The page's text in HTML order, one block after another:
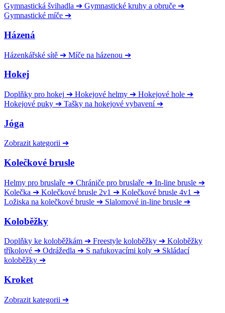
Gymnastická švihadla ➔ Gymnastické kruhy a obruče ➔
Gymnastické míče ➔
Házená
Házenkářské sítě ➔ Míče na házenou ➔
Hokej
Doplňky pro hokej ➔ Hokejové helmy ➔ Hokejové hole ➔
Hokejové puky ➔ Tašky na hokejové vybavení ➔
Jóga
Zobrazit kategorii ➔
Kolečkové brusle
Helmy pro bruslaře ➔ Chrániče pro bruslaře ➔ In-line brusle ➔
Kolečka ➔ Kolečkové brusle 2v1 ➔ Kolečkové brusle 4v1 ➔
Ložiska na kolečkové brusle ➔ Slalomové in-line brusle ➔
Koloběžky
Doplňky ke koloběžkám ➔ Freestyle koloběžky ➔ Koloběžky
tříkolové ➔ Odrážedla ➔ S nafukovacími koly ➔ Skládací
koloběžky ➔
Kroket
Zobrazit kategorii ➔